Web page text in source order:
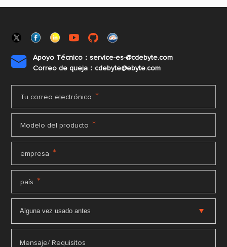

Apoyo Técnico：service-es-@cdebyte.com
Correo de queja：cdebyte@ebyte.com
Tu correo electrónico *
Modelo del producto *
empresa *
país *
Mensaje/ Requisitos